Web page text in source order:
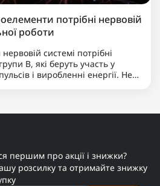
потрібні нервовій
роботи
системі потрібні
B, які беруть участь у
і виробленні енергії. Не
першим про акції і знижки?
розсилку та отримайте знижку